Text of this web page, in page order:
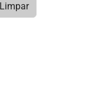
Limpar